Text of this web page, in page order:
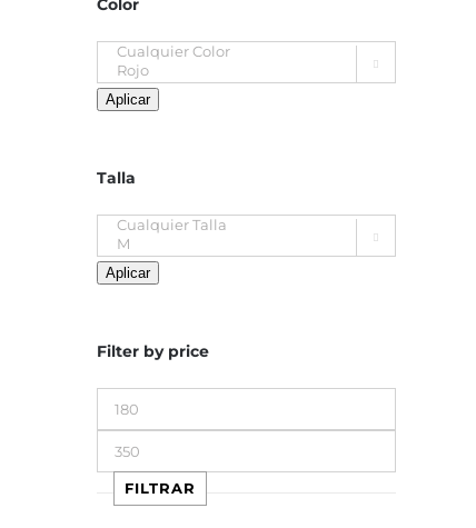
Color

Aplicar
Talla

Aplicar
Filter by price
Precio
mínimo
Precio
máximo
FILTRAR